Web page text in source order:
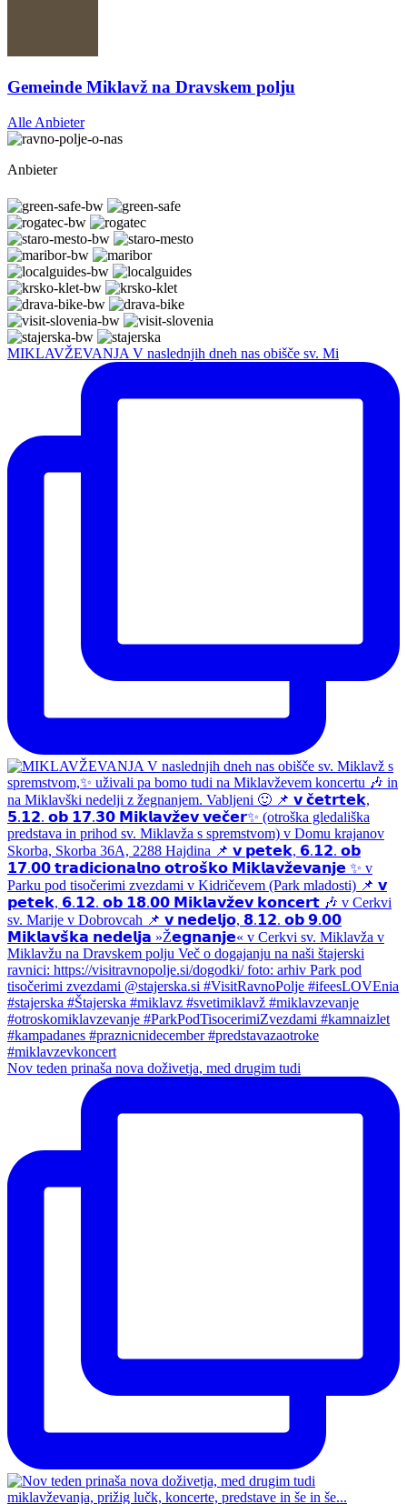
Gemeinde Miklavž na Dravskem polju
Alle Anbieter
Anbieter
MIKLAVŽEVANJA V naslednjih dneh nas obišče sv. Mi
Nov teden prinaša nova doživetja, med drugim tudi